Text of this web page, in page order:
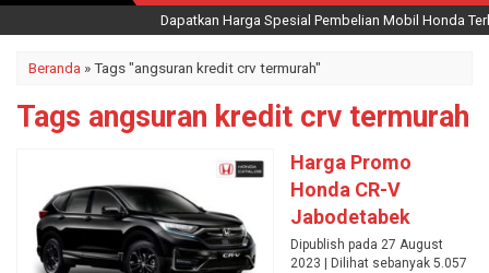
Dapatkan Harga Spesial Pembelian Mobil Honda
Beranda »Tags "angsuran kredit crv termurah"
Tags angsuran kredit crv termurah
Harga Promo
Honda CR-V
Jabodetabek
Dipublish pada 27 August
2023 | Dilihat sebanyak 5.057